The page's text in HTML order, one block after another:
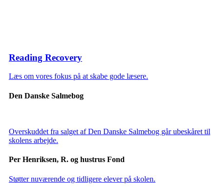
Reading Recovery
Læs om vores fokus på at skabe gode læsere.
Den Danske Salmebog
Overskuddet fra salget af Den Danske Salmebog går ubeskåret til
skolens arbejde.
Per Henriksen, R. og hustrus Fond
Støtter nuværende og tidligere elever på skolen.